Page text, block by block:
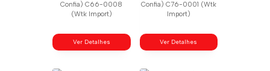
Confia) C66-0008
(Wtk Import)
Ver Detalhes
Confia) C76-0001 (Wtk
Import)
Ver Detalhes